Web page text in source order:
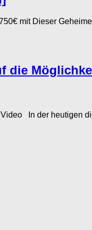
mit Dieser
die
In der heutigen